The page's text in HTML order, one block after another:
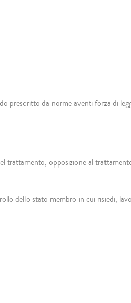
prescritto da norme aventi forza di
trattamento, opposizione al
dello stato membro in cui risiedi,